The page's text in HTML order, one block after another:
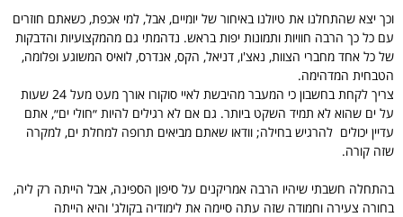
וכך יצא שהתחלנו את טיולנו באיחור של יומיים, אבל, למי אכפת, כשאתם חוזרים
עם כל כך הרבה חוויות ותמונות יפות בראש. נדהמתי גם מהמקצועיות והדבקות
של כל אחד מחברי הצוות, נאצ'ו, דניאל, הקס, אנדרס, לואיס המשוגע ופלומה,
הטבחית המדהימה.
צריך לקחת בחשבון כי המעבר מהיבשת לאיי סוקורו אורך מעט מעל 24 שעות
על ים שהוא לא תמיד השקט ביותר. גם אם לא רגילים להיות ״חולי ים״, אתם
עדיין יכולים להרגיש בחילה; וודאו שאתם מביאים תרופה למחלת ים, למקרה
שזה קורה.
בהתחלה חשבתי שיהיו הרבה אמריקנים על סיפון הספינה, אבל הייתה רק ליה,
בחורה צעירה וחמודה שזה עתה סיימה את לימודיה בקולג' והיא הייתה